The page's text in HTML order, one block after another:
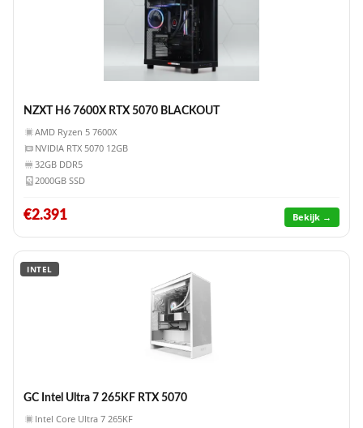
NZXT H6 7600X RTX 5070 BLACKOUT
AMD Ryzen 5 7600X
NVIDIA RTX 5070 12GB
32GB DDR5
2000GB SSD
€2.391 Bekijk →
INTEL
GC Intel Ultra 7 265KF RTX 5070
Intel Core Ultra 7 265KF